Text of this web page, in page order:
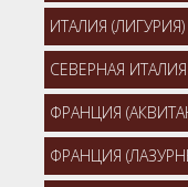
ИТАЛИЯ (ЛИГУРИЯ)
СЕВЕРНАЯ ИТАЛИЯ
ФРАНЦИЯ
ФРАНЦИЯ